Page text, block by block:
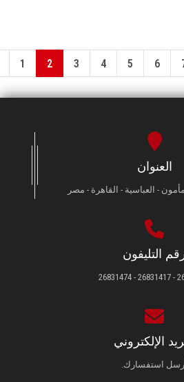
1 2 3 4 5 6
العنوان
- العباسية - القاهرة - مصر
التليفون
الإلكتروني
استفسارك.